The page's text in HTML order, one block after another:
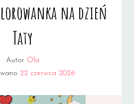
na dzień
Taty
Autor Ola
22 czerwca 2026